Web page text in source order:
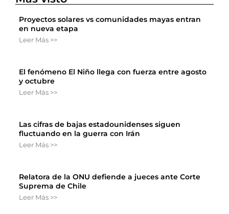
Proyectos solares vs comunidades mayas entran
en nueva etapa
Leer Más >>
El fenómeno El Niño llega con fuerza entre agosto
y octubre
Leer Más >>
Las cifras de bajas estadounidenses siguen
fluctuando en la guerra con Irán
Leer Más >>
Relatora de la ONU defiende a jueces ante Corte
Suprema de Chile
Leer Más >>